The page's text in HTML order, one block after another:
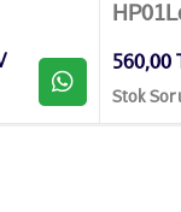
560,00
Stok